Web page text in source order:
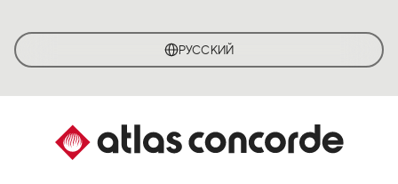
РУССКИЙ